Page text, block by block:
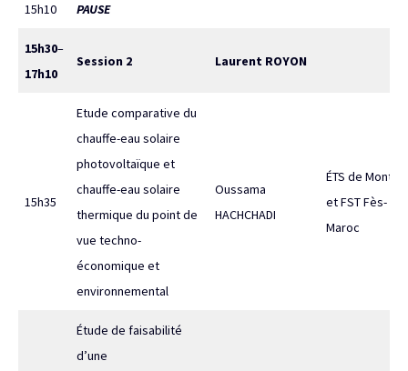
15h10 PAUSE
15h30–
17h10
Session 2 Laurent ROYON
15h35
Etude comparative du
chauffe-eau solaire
photovoltaïque et
chauffe-eau solaire
thermique du point de
vue techno-
économique et
environnemental
Oussama
HACHCHADI
ÉTS de
et FST Fès-
Maroc
Étude de faisabilité
d’une